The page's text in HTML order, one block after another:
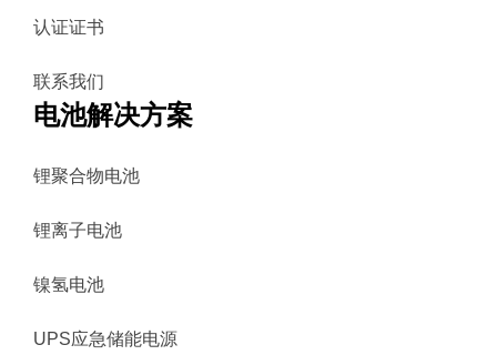
认证证书
联系我们
电池解决方案
锂聚合物电池
锂离子电池
镍氢电池
UPS应急储能电源